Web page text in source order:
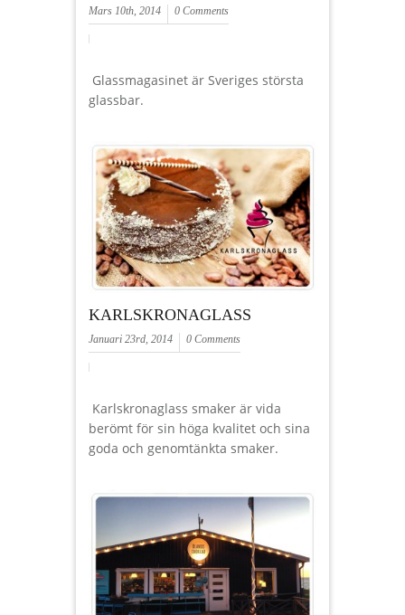
Mars 10th, 2014 0 Comments
Glassmagasinet är Sveriges största
glassbar.
KARLSKRONAGLASS
Januari 23rd, 2014 0 Comments
Karlskronaglass smaker är vida
berömt för sin höga kvalitet och sina
goda och genomtänkta smaker.